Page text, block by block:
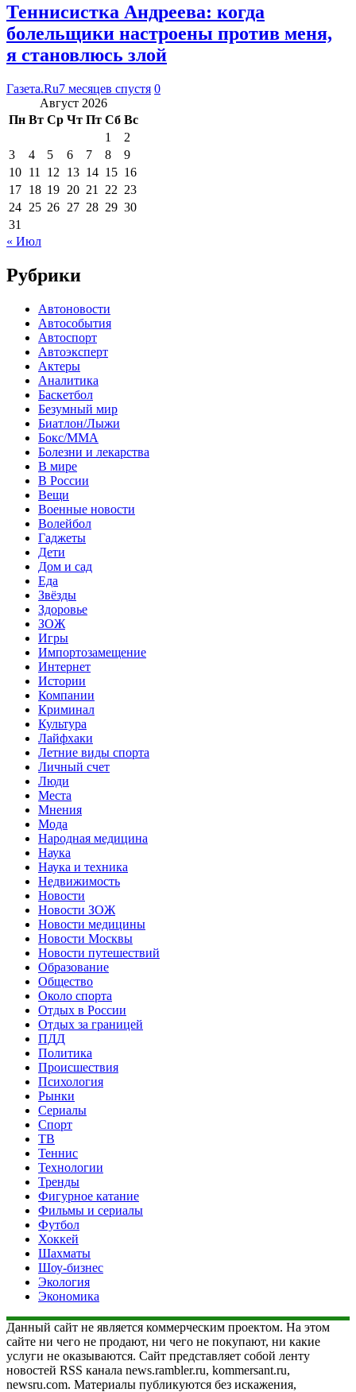
Теннисистка Андреева: когда
болельщики настроены против меня,
я становлюсь злой
Газета.Ru7 месяцев спустя 0
Август 2026
Пн Вт Ср Чт Пт Сб Вс
1
2
3
4 5 6 7 8
9
10 11 12 13 14 15 16
17 18 19 20 21 22 23
24 25 26 27 28 29 30
31
« Июл
Рубрики
Автоновости
Автособытия
Автоспорт
Автоэксперт
Актеры
Аналитика
Баскетбол
Безумный мир
Биатлон/Лыжи
Бокс/MMA
Болезни и лекарства
В мире
В России
Вещи
Военные новости
Волейбол
Гаджеты
Дети
Дом и сад
Еда
Звёзды
Здоровье
ЗОЖ
Игры
Импортозамещение
Интернет
Истории
Компании
Криминал
Культура
Лайфхаки
Летние виды спорта
Личный счет
Люди
Места
Мнения
Мода
Народная медицина
Наука
Наука и техника
Недвижимость
Новости
Новости ЗОЖ
Новости медицины
Новости Москвы
Новости путешествий
Образование
Общество
Около спорта
Отдых в России
Отдых за границей
ПДД
Политика
Происшествия
Психология
Рынки
Сериалы
Спорт
ТВ
Теннис
Технологии
Тренды
Фигурное катание
Фильмы и сериалы
Футбол
Хоккей
Шахматы
Шоу-бизнес
Экология
Экономика
Данный сайт не является коммерческим проектом. На этом
сайте ни чего не продают, ни чего не покупают, ни какие
услуги не оказываются. Сайт представляет собой ленту
новостей RSS канала news.rambler.ru, kommersant.ru,
newsru.com. Материалы публикуются без искажения,